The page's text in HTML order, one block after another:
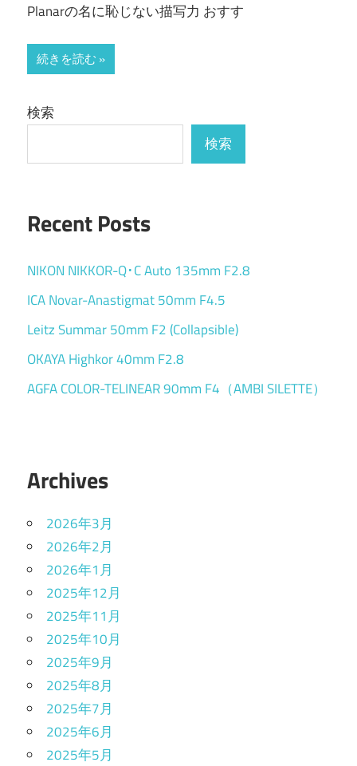
Planarの名に恥じない描写力 おすす
続きを読む
検索
検索
Recent Posts
NIKON NIKKOR-Q･C Auto 135mm F2.8
ICA Novar-Anastigmat 50mm F4.5
Leitz Summar 50mm F2 (Collapsible)
OKAYA Highkor 40mm F2.8
AGFA COLOR-TELINEAR 90mm F4（AMBI SILETTE）
Archives
2026年3月
2026年2月
2026年1月
2025年12月
2025年11月
2025年10月
2025年9月
2025年8月
2025年7月
2025年6月
2025年5月